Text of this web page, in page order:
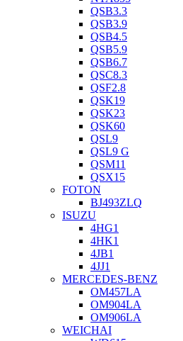
QSB3.3
QSB3.9
QSB4.5
QSB5.9
QSB6.7
QSC8.3
QSF2.8
QSK19
QSK23
QSK60
QSL9
QSL9 G
QSM11
QSX15
FOTON
BJ493ZLQ
ISUZU
4HG1
4HK1
4JB1
4JJ1
MERCEDES-BENZ
OM457LA
OM904LA
OM906LA
WEICHAI